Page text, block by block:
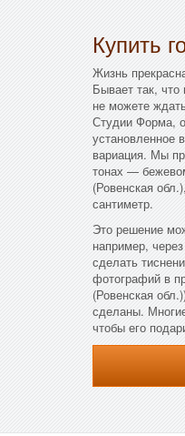
Купить
Жизнь
Бывает так,
не можете
Студии Форма,
установленное
вариация. Мы
тонах —
(Ровенская
сантиметр.
Это решение
например,
сделать
фотографий в
(Ровенская
сделаны.
чтобы его